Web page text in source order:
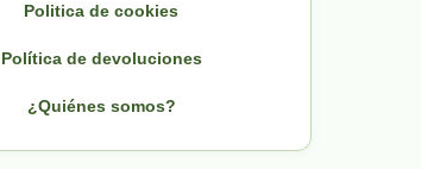
Politica de cookies
Política de devoluciones
¿Quiénes somos?